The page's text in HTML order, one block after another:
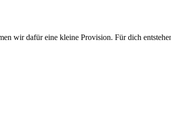
wir dafür eine kleine Provision. Für dich